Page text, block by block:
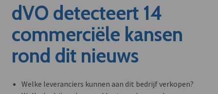
dVO detecteert 14
commerciële kansen
rond dit nieuws
Welke leveranciers kunnen aan dit bedrijf verkopen?